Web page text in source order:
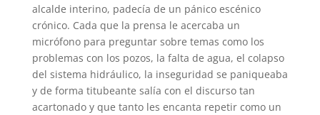
alcalde interino, padecía de un pánico escénico
crónico. Cada que la prensa le acercaba un
micrófono para preguntar sobre temas como los
problemas con los pozos, la falta de agua, el colapso
del sistema hidráulico, la inseguridad se paniqueaba
y de forma titubeante salía con el discurso tan
acartonado y que tanto les encanta repetir como un